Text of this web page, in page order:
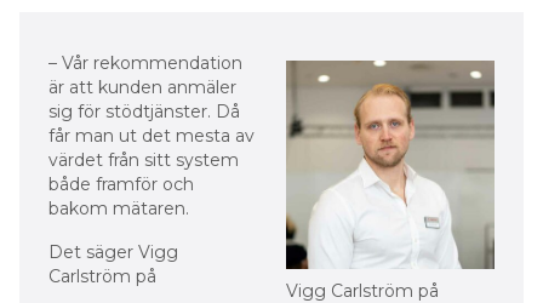
Vigg Carlström på
– Vår rekommendation
är att kunden anmäler
sig för stödtjänster. Då
får man ut det mesta av
värdet från sitt system
både framför och
bakom mätaren.
Det säger Vigg
Carlström på